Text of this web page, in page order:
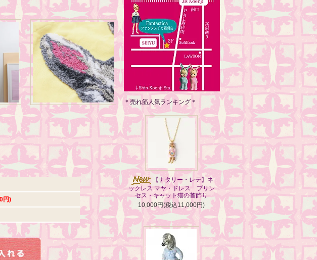
円)
＊売れ筋人気ランキング＊
【ナタリー・レテ】ネ
ックレス マヤ・ドレス プリン
セス・キャット猫の首飾り
10,000円(税込11,000円)